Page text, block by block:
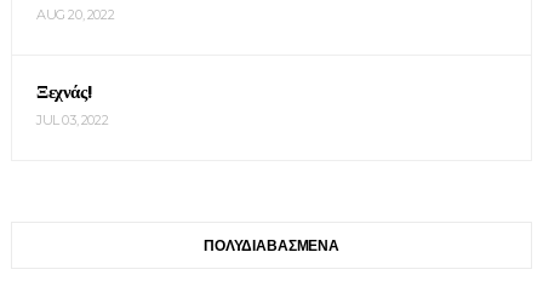
AUG 20, 2022
Ξεχνάς!
JUL 03, 2022
ΠΟΛΥΔΙΑΒΑΣΜΕΝΑ